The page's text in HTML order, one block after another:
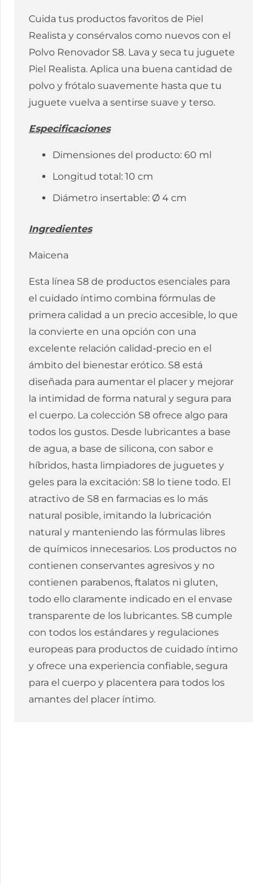
Cuida tus productos favoritos de Piel
Realista y consérvalos como nuevos con el
Polvo Renovador S8. Lava y seca tu juguete
Piel Realista. Aplica una buena cantidad de
polvo y frótalo suavemente hasta que tu
juguete vuelva a sentirse suave y terso.
Especificaciones
Dimensiones del producto: 60 ml
Longitud total: 10 cm
Diámetro insertable: Ø 4 cm
Ingredientes
Maicena
Esta línea S8 de productos esenciales para
el cuidado íntimo combina fórmulas de
primera calidad a un precio accesible, lo que
la convierte en una opción con una
excelente relación calidad-precio en el
ámbito del bienestar erótico. S8 está
diseñada para aumentar el placer y mejorar
la intimidad de forma natural y segura para
el cuerpo. La colección S8 ofrece algo para
todos los gustos. Desde lubricantes a base
de agua, a base de silicona, con sabor e
híbridos, hasta limpiadores de juguetes y
geles para la excitación: S8 lo tiene todo. El
atractivo de S8 en farmacias es lo más
natural posible, imitando la lubricación
natural y manteniendo las fórmulas libres
de químicos innecesarios. Los productos no
contienen conservantes agresivos y no
contienen parabenos, ftalatos ni gluten,
todo ello claramente indicado en el envase
transparente de los lubricantes. S8 cumple
con todos los estándares y regulaciones
europeas para productos de cuidado íntimo
y ofrece una experiencia confiable, segura
para el cuerpo y placentera para todos los
amantes del placer íntimo.